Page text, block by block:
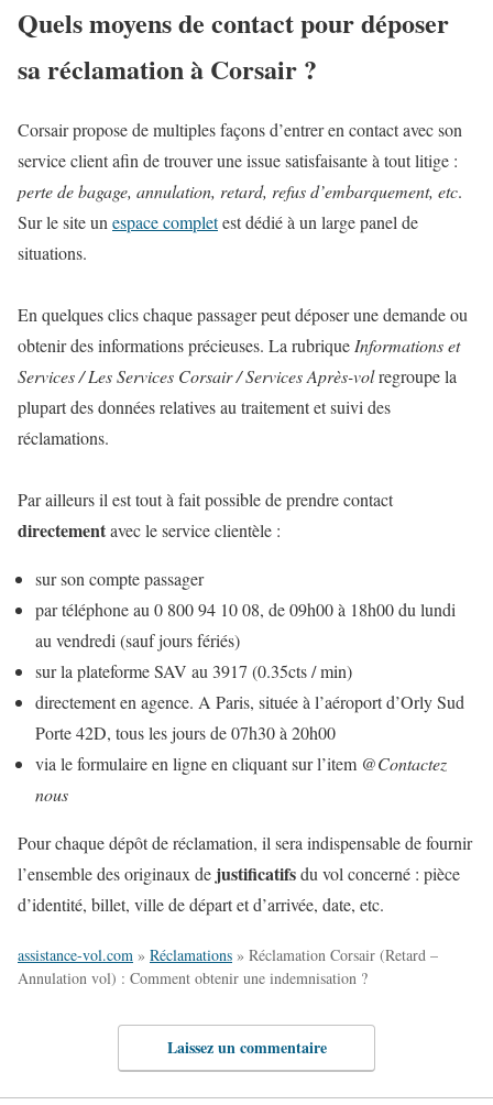
Quels moyens de contact pour déposer
sa réclamation à Corsair ?
Corsair propose de multiples façons d’entrer en contact avec son
service client afin de trouver une issue satisfaisante à tout litige :
perte de bagage, annulation, retard, refus d’embarquement, etc.
Sur le site un espace completest dédié à un large panel de
situations.
En quelques clics chaque passager peut déposer une demande ou
obtenir des informations précieuses. La rubrique Informations et
Services / Les Services Corsair / Services Après-volregroupe la
plupart des données relatives au traitement et suivi des
réclamations.
Par ailleurs il est tout à fait possible de prendre contact
directementavec le service clientèle :
sur son compte passager
par téléphone au 0 800 94 10 08, de 09h00 à 18h00 du lundi
au vendredi (sauf jours fériés)
sur la plateforme SAV au 3917 (0.35cts / min)
directement en agence. A Paris, située à l’aéroport d’Orly Sud
Porte 42D, tous les jours de 07h30 à 20h00
via le formulaire en ligne en cliquant sur l’item @Contactez
nous
Pour chaque dépôt de réclamation, il sera indispensable de fournir
l’ensemble des originaux de justificatifsdu vol concerné : pièce
d’identité, billet, ville de départ et d’arrivée, date, etc.
assistance-vol.com » Réclamations » Réclamation Corsair (Retard –
Annulation vol) : Comment obtenir une indemnisation ?
Laissez un commentaire